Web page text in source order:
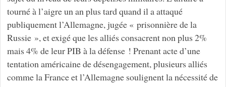
tourné à l’aigre un an plus tard quand il a attaqué
publiquement l’Allemagne, jugée « prisonnière de la
Russie », et exigé que les alliés consacrent non plus 2%
mais 4% de leur PIB à la défense ! Prenant acte d’une
tentation américaine de désengagement, plusieurs alliés
comme la France et l’Allemagne soulignent la nécessité de